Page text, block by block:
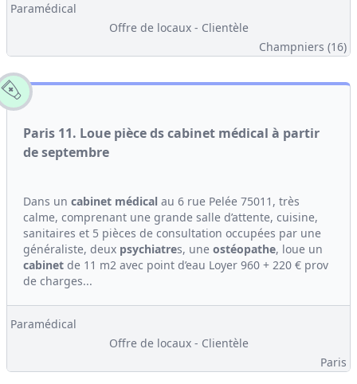
Paramédical
Offre de locaux - Clientèle
Champniers (16)
Paris 11. Loue pièce ds cabinet médical à partir
de septembre
Dans un cabinet médical au 6 rue Pelée 75011, très
calme, comprenant une grande salle d’attente, cuisine,
sanitaires et 5 pièces de consultation occupées par une
généraliste, deux psychiatres, une ostéopathe, loue un
cabinet de 11 m2 avec point d’eau Loyer 960 + 220 € prov
de charges...
Paramédical
Offre de locaux - Clientèle
Paris